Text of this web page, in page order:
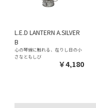
L.E.D LANTERN A.SILVER
B
心の琴線に触れる、在りし日の小
さなともしび
￥4,180